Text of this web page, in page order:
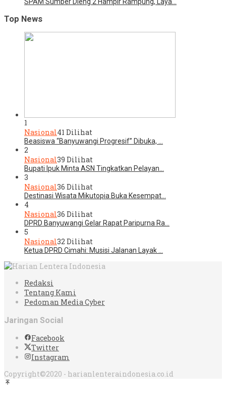
SPAM Sumber Dieng 2 Hampir Rampung, Laya…
Top News
1
Nasional41 Dilihat
Beasiswa “Banyuwangi Progresif” Dibuka, …
2
Nasional39 Dilihat
Bupati Ipuk Minta ASN Tingkatkan Pelayan…
3
Nasional36 Dilihat
Destinasi Wisata Mikutopia Buka Kesempat…
4
Nasional36 Dilihat
DPRD Banyuwangi Gelar Rapat Paripurna Ra…
5
Nasional32 Dilihat
Ketua DPRD Cimahi: Musisi Jalanan Layak …
Redaksi
Tentang Kami
Pedoman Media Cyber
Jaringan Social
Facebook
Twitter
Instagram
Copyright©2020 - harianlenteraindonesia.co.id